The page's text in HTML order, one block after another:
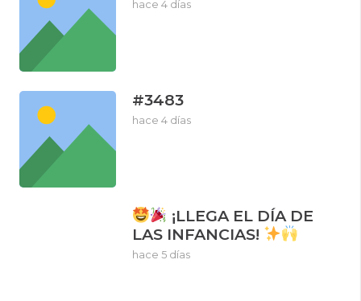
hace 4 días
#3483
hace 4 días
¡LLEGA EL DÍA DE
LAS INFANCIAS!
hace 5 días